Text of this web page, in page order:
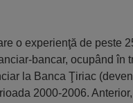
o experienţă de peste
bancar, ocupând în
la Banca Ţiriac
2000-2006.